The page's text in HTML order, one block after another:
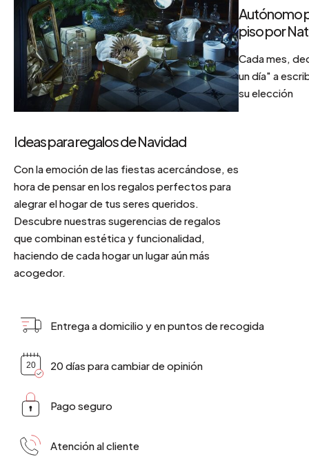
Ideas para regalos de Navidad
Con la emoción de las fiestas acercándose, es
hora de pensar en los regalos perfectos para
alegrar el hogar de tus seres queridos.
Descubre nuestras sugerencias de regalos
que combinan estética y funcionalidad,
haciendo de cada hogar un lugar aún más
acogedor.
Autónomo
piso por
Cada mes,
un día" a
su elección
Entrega a domicilio y en puntos de recogida
20 días para cambiar de opinión
Pago seguro
Atención al cliente